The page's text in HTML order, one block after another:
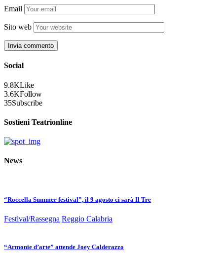
Email
Sito web
Social
9.8KLike
3.6KFollow
35Subscribe
Sostieni Teatrionline
News
“Roccella Summer festival”, il 9 agosto ci sarà Il Tre
Festival/Rassegna Reggio Calabria
“Armonie d’arte” attende Joey Calderazzo